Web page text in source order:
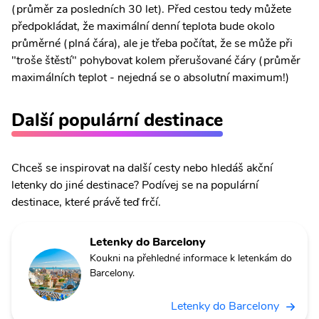
(průměr za posledních 30 let). Před cestou tedy můžete
předpokládat, že maximální denní teplota bude okolo
průměrné (plná čára), ale je třeba počítat, že se může při
"troše štěstí" pohybovat kolem přerušované čáry (průměr
maximálních teplot - nejedná se o absolutní maximum!)
Další populární destinace
Chceš se inspirovat na další cesty nebo hledáš akční
letenky do jiné destinace? Podívej se na populární
destinace, které právě teď frčí.
Letenky do Barcelony
Koukni na přehledné informace k letenkám do
Barcelony.
Letenky do Barcelony